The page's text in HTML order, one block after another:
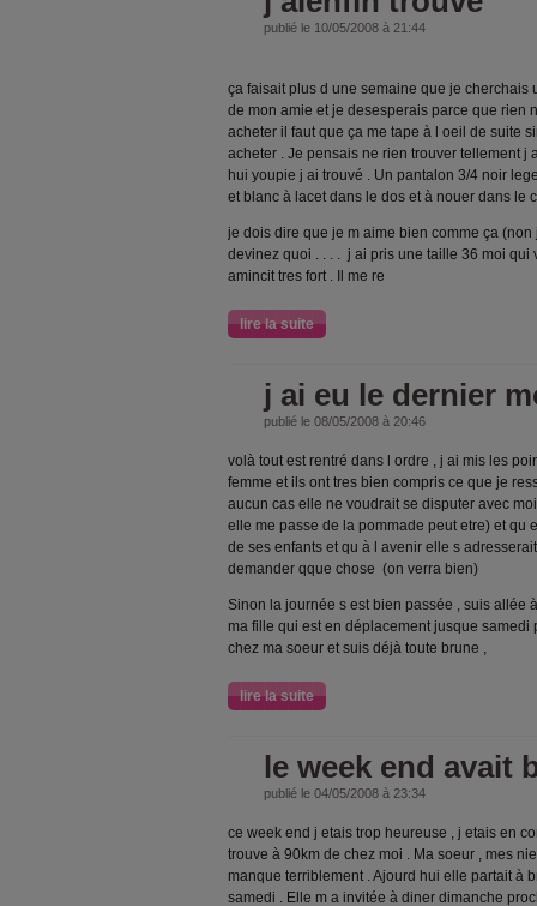
publié le 10/05/2008 à 21:44
ça faisait plus d une semaine que je cherchais
de mon amie et je desesperais parce que rien
acheter il faut que ça me tape à l oeil de suite
acheter . Je pensais ne rien trouver tellement j
hui youpie j ai trouvé . Un pantalon 3/4 noir
et blanc à lacet dans le dos et à nouer dans le
je dois dire que je m aime bien comme ça
devinez quoi . . . . j ai pris une taille 36 moi qui
amincit tres fort . Il me re
lire la suite
j ai eu le dernier
publié le 08/05/2008 à 20:46
volà tout est rentré dans l ordre , j ai mis les
femme et ils ont tres bien compris ce que je
aucun cas elle ne voudrait se disputer avec
elle me passe de la pommade peut etre) et qu
de ses enfants et qu à l avenir elle s
demander qque chose (on verra bien)
Sinon la journée s est bien passée , suis allée
ma fille qui est en déplacement jusque samedi
chez ma soeur et suis déjà toute brune ,
lire la suite
le week end avait
publié le 04/05/2008 à 23:34
ce week end j etais trop heureuse , j etais en
trouve à 90km de chez moi . Ma soeur , mes
manque terriblement . Ajourd hui elle partait à
samedi . Elle m a invitée à diner dimanche